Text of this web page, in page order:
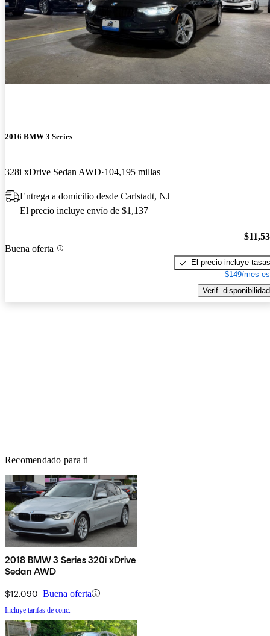
2016 BMW 3 Series
328i xDrive Sedan AWD 104,195 millas
Entrega a domicilio desde Carlstadt, NJ
El precio incluye envío de $1,137
Buena oferta
El precio incluye tasas
$149/mes
Verif. disponibilidad
Recomendado para ti
2018 BMW 3 Series 320i xDrive
Sedan AWD
$12,090 Buena oferta
Incluye tarifas de conc.